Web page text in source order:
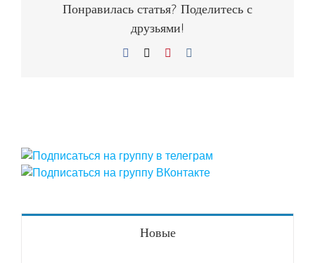
Понравилась статья? Поделитесь с
друзьями!
Facebook Pinterest
Новые